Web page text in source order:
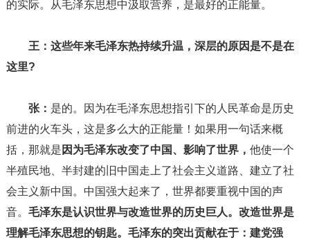
的实际。从毛泽东思想中汲取营养，是最好的正能量。
王： 这些年来毛泽东热持续升温，深层的原因是不是在
这里?
张： 是的。因为在毛泽东思想指引下的人民革命是历史
前进的火车头，这是多么大的正能量！如果用一句话来概
括，那就是 因为毛泽东改变了中国、影响了世界， 他使一个
半殖民地、半封建的旧中国走上了社会主义道路、建立了社
会主义新中国。中国强大起来了，世界都要重视中国的声
音。 毛泽东是认识世界与改造世界的历史巨人。改造世界是
理解毛泽东思想的钥匙。毛泽东的突出贡献在于：建党强